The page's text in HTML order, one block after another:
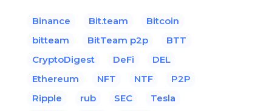
Binance Bit.team
Bitcoin
bitteam
BitTeam p2p
BTT
CryptoDigest
DeFi
DEL
Ethereum
NFT NTF
P2P
Ripple
rub SEC
Tesla